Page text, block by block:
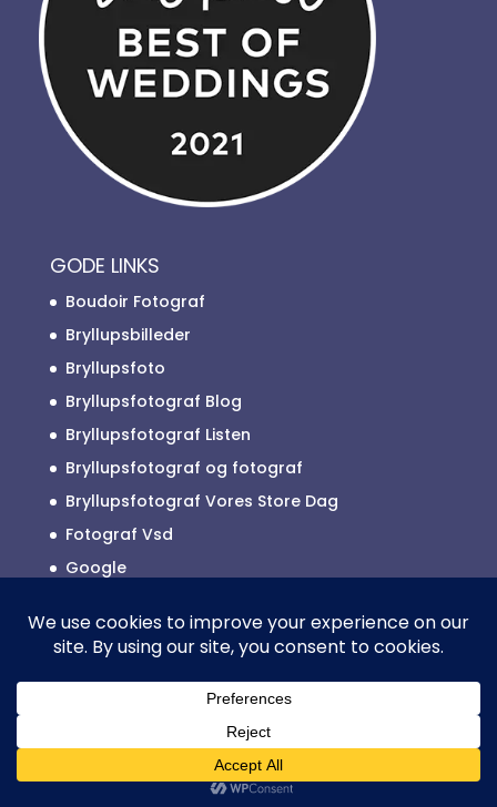
GODE LINKS
Boudoir Fotograf
Bryllupsbilleder
Bryllupsfoto
Bryllupsfotograf Blog
Bryllupsfotograf Listen
Bryllupsfotograf og fotograf
Bryllupsfotograf Vores Store Dag
Fotograf Vsd
Google
2025 © ALLE RETTIGHEDER TILHØRER
BRYLLUPSFOTOGRAF JYLLAND